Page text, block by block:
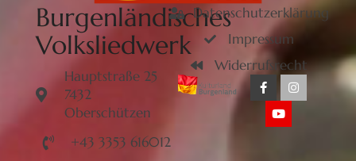
Burgenländisches
Volksliedwerk
Hauptstraße 25
7432
Oberschützen
+43 3353 616012
Datenschutzerklärung
Impressum
Widerrufsrecht